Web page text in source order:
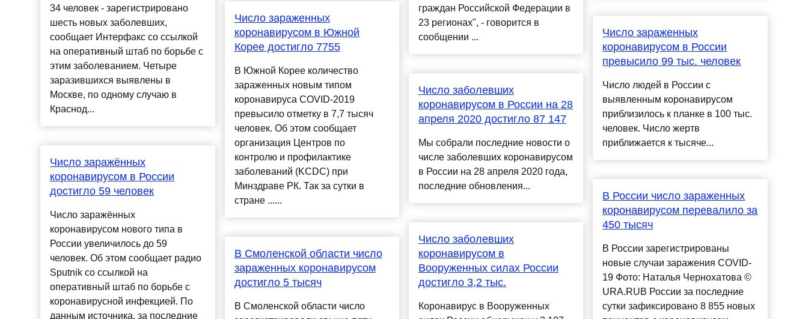
34 человек - зарегистрировано
шесть новых заболевших,
сообщает Интерфакс со ссылкой
на оперативный штаб по борьбе с
этим заболеванием. Четыре
заразившихся выявлены в
Москве, по одному случаю в
Краснод...
Число заражённых
коронавирусом в России
достигло 59 человек
Число заражённых
коронавирусом нового типа в
России увеличилось до 59
человек. Об этом сообщает радио
Sputnik со ссылкой на
оперативный штаб по борьбе с
коронавирусной инфекцией. По
данным источника, за последние
Число зараженных
коронавирусом в Южной
Корее достигло 7755
В Южной Корее количество
зараженных новым типом
коронавируса COVID-2019
превысило отметку в 7,7 тысяч
человек. Об этом сообщает
организация Центров по
контролю и профилактике
заболеваний (KCDC) при
Минздраве РК. Так за сутки в
стране ......
В Смоленской области число
зараженных коронавирусом
достигло 5 тысяч
В Смоленской области число
граждан Российской Федерации в
23 регионах", - говорится в
сообщении ...
Число заболевших
коронавирусом в России на 28
апреля 2020 достигло 87 147
Мы собрали последние новости о
числе заболевших коронавирусом
в России на 28 апреля 2020 года,
последние обновления...
Число заболевших
коронавирусом в
Вооруженных силах России
достигло 3,2 тыс.
Коронавирус в Вооруженных
Число зараженных
коронавирусом в России
превысило 99 тыс. человек
Число людей в России с
выявленным коронавирусом
приблизилось к планке в 100 тыс.
человек. Число жертв
приближается к тысяче...
В России число зараженных
коронавирусом перевалило за
450 тысяч
В России зарегистрированы
новые случаи заражения COVID-
19 Фото: Наталья Чернохатова ©
URA.RUВ России за последние
сутки зафиксировано 8 855 новых